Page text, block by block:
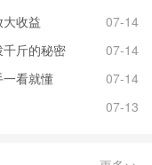
收益
07-14
斤的秘密
07-14
看就懂
07-14
07-13